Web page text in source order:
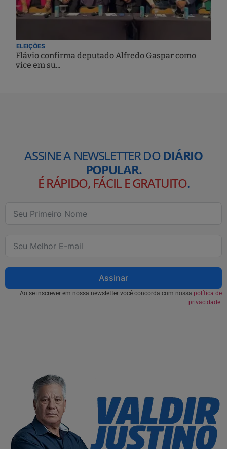
ELEIÇÕES
Flávio confirma deputado Alfredo Gaspar como
vice em su...
ASSINE A NEWSLETTER DODIÁRIO
POPULAR.
É RÁPIDO, FÁCIL E GRATUITO.
Assinar
Ao se inscrever em nossa newsletter você concorda com nossa política de
privacidade.